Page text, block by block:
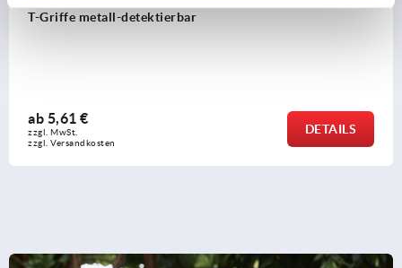
Griffe metall-detektierbar
5,61 €
MwSt.
Versandkosten
DETAILS